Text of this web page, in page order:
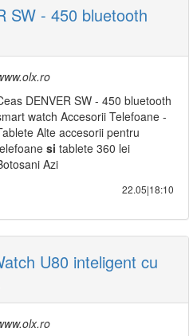
SW - 450 bluetooth
DENVER SW - 450 bluetooth
watch Accesorii Telefoane -
Alte accesorii pentru
si tablete 360 lei
Azi
22.05|18:10
U80 inteligent cu